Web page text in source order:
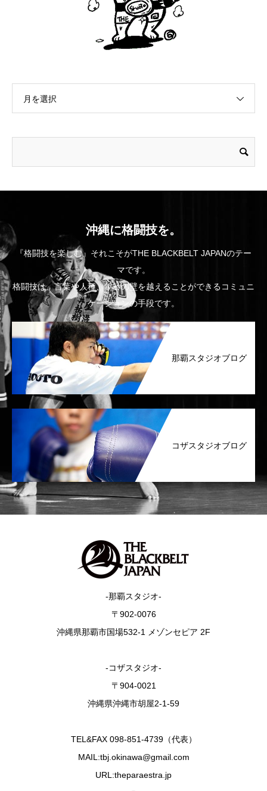
月を選択
沖縄に格闘技を。
『格闘技を楽しむ』それこそがTHE BLACKBELT JAPANのテー
マです。
格闘技は、言葉や人種、年齢の壁を越えることができるコミュニ
ケーションの手段です。
那覇スタジオブログ
コザスタジオブログ
-那覇スタジオ-
〒902-0076
沖縄県那覇市国場532-1 メゾンセピア 2F
-コザスタジオ-
〒904-0021
沖縄県沖縄市胡屋2-1-59
TEL&FAX 098-851-4739（代表）
MAIL:tbj.okinawa@gmail.com
URL:theparaestra.jp